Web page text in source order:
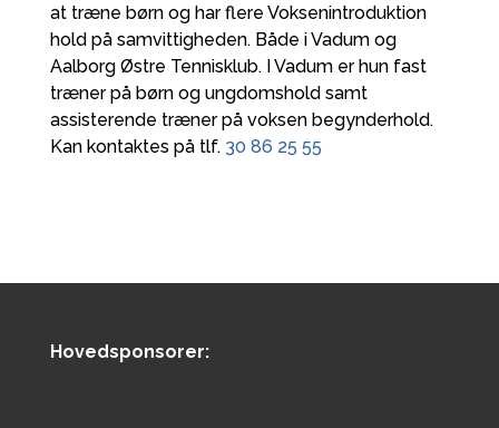
at træne børn og har flere Voksenintroduktion
hold på samvittigheden. Både i Vadum og
Aalborg Østre Tennisklub. I Vadum er hun fast
træner på børn og ungdomshold samt
assisterende træner på voksen begynderhold.
Kan kontaktes på tlf. 30 86 25 55
Hovedsponsorer: